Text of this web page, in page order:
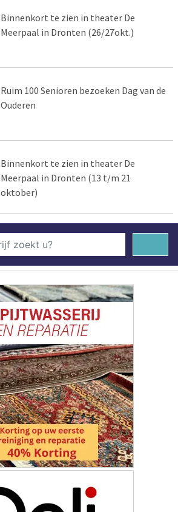
Binnenkort te zien in theater De
Meerpaal in Dronten (26/27okt.)
Ruim 100 Senioren bezoeken Dag van de
Ouderen
Binnenkort te zien in theater De
Meerpaal in Dronten (13 t/m 21
oktober)